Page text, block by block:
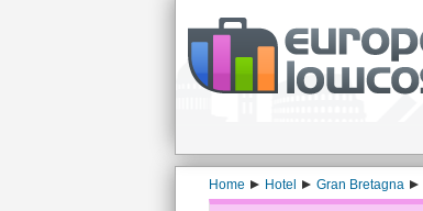
Home Hotel Gran Bretagna